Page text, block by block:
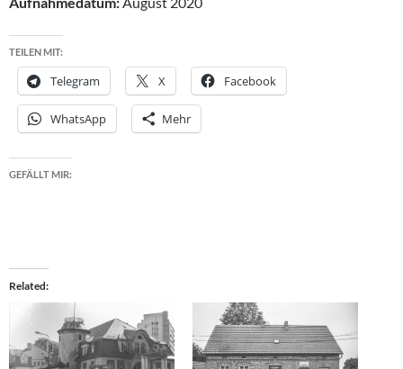
TEILEN MIT:
Telegram X Facebook
WhatsApp Mehr
GEFÄLLT MIR:
Related